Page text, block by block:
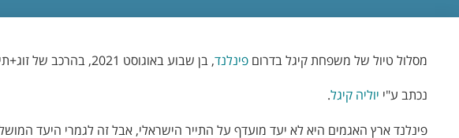
מסלול טיול של משפחת קיגל בדרום פינלנד, בן שבוע באוגוסט 2021, בהרכב של זוג+תינוקת בת שנה.
נכתב ע"י יוליה קיגל.
פינלנד ארץ האגמים היא לא יעד מועדף על התייר הישראלי, אבל זה לגמרי היעד